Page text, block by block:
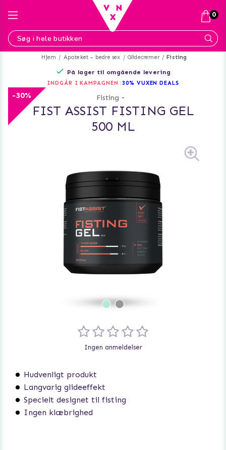
Hjem Apoteket – bedre sex Glidecremer Fisting
På lager til omgående levering
INDGÅR I KAMPAGNEN :30% VUXEN DEALS
-30% Fisting -
FIST ASSIST FISTING GEL
500 ML
Hudvenligt produkt
Langvarig glideeffekt
Specielt designet til fisting
Ingen klæbrighed
Ingen anmeldelser
0